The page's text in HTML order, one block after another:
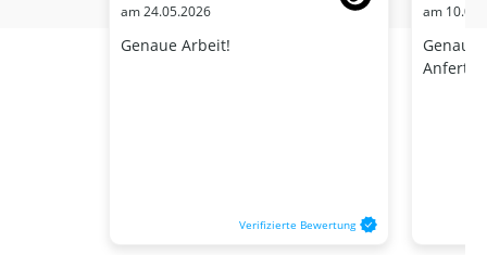
am 24.05.2026
Genaue Arbeit!
Verifizierte Bewertung
am
Genaue